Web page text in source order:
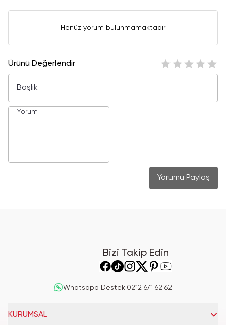
Henüz yorum bulunmamaktadır
Ürünü Değerlendir
Yorumu Paylaş
Bizi Takip Edin
Whatsapp Destek:0212 671 62 62
KURUMSAL